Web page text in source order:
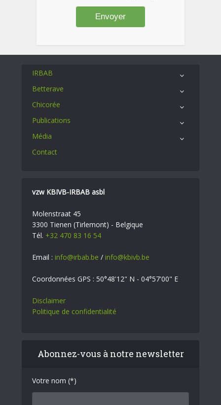
IRBAB
Betterave
Chicorée
Publications
Média
Contact
vzw KBIVB-IRBAB asbl
Molenstraat 45
3300 Tienen (Tirlemont) - Belgique
Tél. +32 470 83 16 54
Email : info@irbab.be / info@kbivb.be
Coordonnées GPS : 50°48'12" N - 04°57'00" E
Disclaimer
Politique de confidentialité
Abonnez-vous à notre newsletter
Votre nom (*)